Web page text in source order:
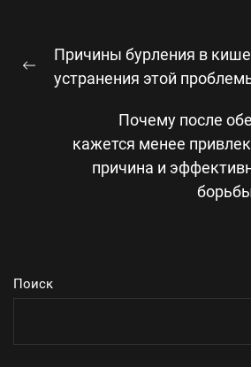
по
записям
Предыдущая
Причины бурления в
устранения этой
Почему после
кажется менее
причина и
Поиск